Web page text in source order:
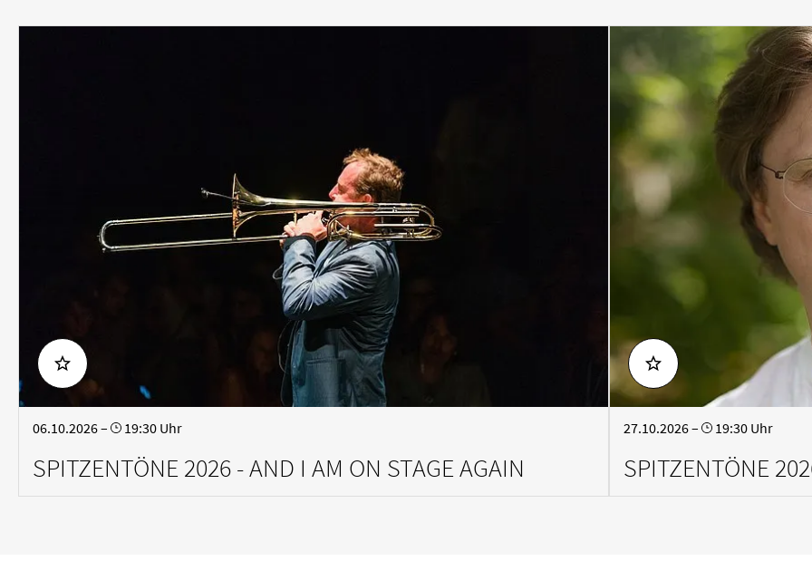
Köln Wuppertal Aachen Alte Musik Big Band
Kammermusik Kinderkonzert
Liederabend
Ringvorlesung
Tanz
Gesprächskonzert
06.10.2026 – 19:30 Uhr
SPITZENTÖNE 2026 - AND I AM ON STAGE AGAIN
27.10.2026 – 19:30 Uhr
SPITZENTÖNE